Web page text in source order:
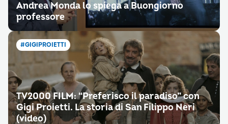
Andrea Monda lo spiega a Buongiorno
professore
#GIGIPROIETTI
TV2000 FILM: “Preferisco il paradiso” con
Gigi Proietti. La storia di San Filippo Neri
(video)